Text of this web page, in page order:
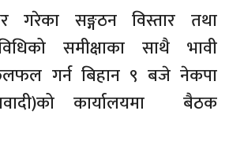
गरेका सङ्गठन विस्तार तथा
समीक्षाका साथै भावी
छलफल गर्न बिहान ९ बजे नेकपा
कार्यालयमा बैठक